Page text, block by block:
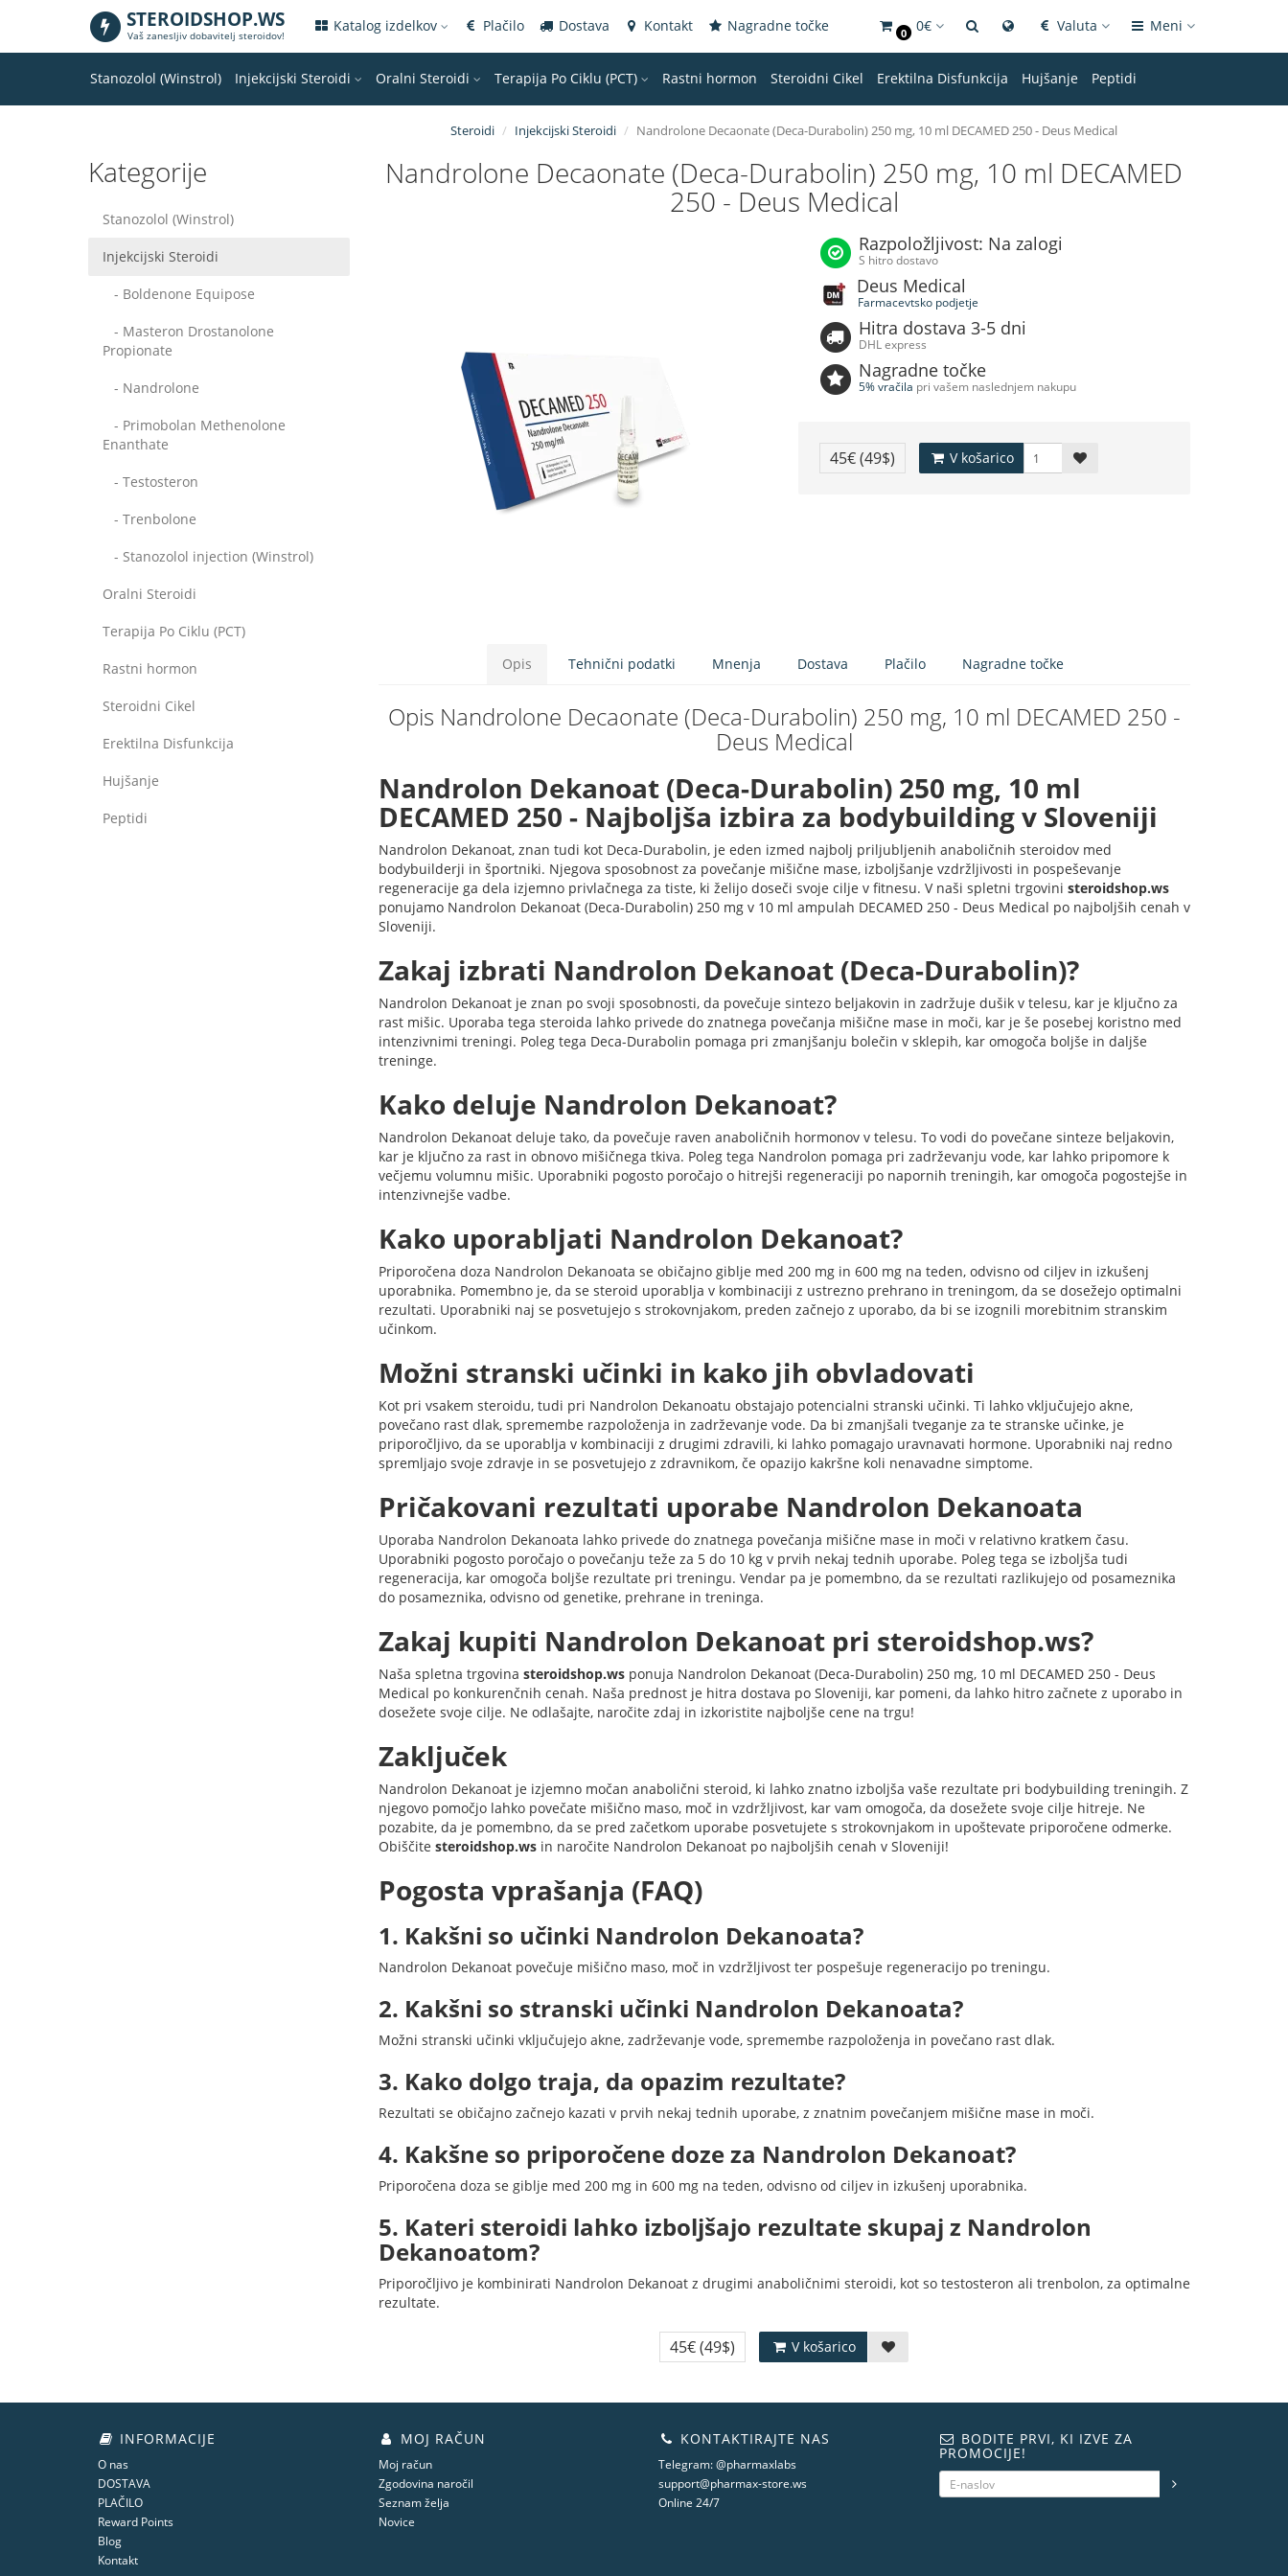
STEROIDSHOP.WS
Vaš zanesljiv dobavitelj steroidov!
Katalog izdelkov Plačilo Dostava Kontakt Nagradne točke 0 0€ Valuta Meni
Stanozolol (Winstrol) Injekcijski Steroidi Oralni Steroidi Terapija Po Ciklu (PCT) Rastni hormon Steroidni Cikel Erektilna Disfunkcija Hujšanje Peptidi
Kategorije
Stanozolol (Winstrol)
Injekcijski Steroidi
- Boldenone Equipose
- Masteron Drostanolone
Propionate
- Nandrolone
- Primobolan Methenolone
Enanthate
- Testosteron
- Trenbolone
- Stanozolol injection (Winstrol)
Oralni Steroidi
Terapija Po Ciklu (PCT)
Rastni hormon
Steroidni Cikel
Erektilna Disfunkcija
Hujšanje
Peptidi
Steroidi Injekcijski Steroidi Nandrolone Decaonate (Deca-Durabolin) 250 mg, 10 ml DECAMED 250 - Deus Medical
Nandrolone Decaonate (Deca-Durabolin) 250 mg, 10 ml DECAMED
250 - Deus Medical
Razpoložljivost: Na zalogi
S hitro dostavo
Deus Medical
Farmacevtsko podjetje
Hitra dostava 3-5 dni
DHL express
Nagradne točke
5% vračila pri vašem naslednjem nakupu
45€(49$) V košarico
Opis Tehnični podatki Mnenja Dostava Plačilo Nagradne točke
Opis Nandrolone Decaonate (Deca-Durabolin) 250 mg, 10 ml DECAMED 250 -
Deus Medical
Nandrolon Dekanoat (Deca-Durabolin) 250 mg, 10 ml
DECAMED 250 - Najboljša izbira za bodybuilding v Sloveniji
Nandrolon Dekanoat, znan tudi kot Deca-Durabolin, je eden izmed najbolj priljubljenih anaboličnih steroidov med
bodybuilderji in športniki. Njegova sposobnost za povečanje mišične mase, izboljšanje vzdržljivosti in pospeševanje
regeneracije ga dela izjemno privlačnega za tiste, ki želijo doseči svoje cilje v fitnesu. V naši spletni trgovini steroidshop.ws
ponujamo Nandrolon Dekanoat (Deca-Durabolin) 250 mg v 10 ml ampulah DECAMED 250 - Deus Medical po najboljših cenah v
Sloveniji.
Zakaj izbrati Nandrolon Dekanoat (Deca-Durabolin)?
Nandrolon Dekanoat je znan po svoji sposobnosti, da povečuje sintezo beljakovin in zadržuje dušik v telesu, kar je ključno za
rast mišic. Uporaba tega steroida lahko privede do znatnega povečanja mišične mase in moči, kar je še posebej koristno med
intenzivnimi treningi. Poleg tega Deca-Durabolin pomaga pri zmanjšanju bolečin v sklepih, kar omogoča boljše in daljše
treninge.
Kako deluje Nandrolon Dekanoat?
Nandrolon Dekanoat deluje tako, da povečuje raven anaboličnih hormonov v telesu. To vodi do povečane sinteze beljakovin,
kar je ključno za rast in obnovo mišičnega tkiva. Poleg tega Nandrolon pomaga pri zadrževanju vode, kar lahko pripomore k
večjemu volumnu mišic. Uporabniki pogosto poročajo o hitrejši regeneraciji po napornih treningih, kar omogoča pogostejše in
intenzivnejše vadbe.
Kako uporabljati Nandrolon Dekanoat?
Priporočena doza Nandrolon Dekanoata se običajno giblje med 200 mg in 600 mg na teden, odvisno od ciljev in izkušenj
uporabnika. Pomembno je, da se steroid uporablja v kombinaciji z ustrezno prehrano in treningom, da se dosežejo optimalni
rezultati. Uporabniki naj se posvetujejo s strokovnjakom, preden začnejo z uporabo, da bi se izognili morebitnim stranskim
učinkom.
Možni stranski učinki in kako jih obvladovati
Kot pri vsakem steroidu, tudi pri Nandrolon Dekanoatu obstajajo potencialni stranski učinki. Ti lahko vključujejo akne,
povečano rast dlak, spremembe razpoloženja in zadrževanje vode. Da bi zmanjšali tveganje za te stranske učinke, je
priporočljivo, da se uporablja v kombinaciji z drugimi zdravili, ki lahko pomagajo uravnavati hormone. Uporabniki naj redno
spremljajo svoje zdravje in se posvetujejo z zdravnikom, če opazijo kakršne koli nenavadne simptome.
Pričakovani rezultati uporabe Nandrolon Dekanoata
Uporaba Nandrolon Dekanoata lahko privede do znatnega povečanja mišične mase in moči v relativno kratkem času.
Uporabniki pogosto poročajo o povečanju teže za 5 do 10 kg v prvih nekaj tednih uporabe. Poleg tega se izboljša tudi
regeneracija, kar omogoča boljše rezultate pri treningu. Vendar pa je pomembno, da se rezultati razlikujejo od posameznika
do posameznika, odvisno od genetike, prehrane in treninga.
Zakaj kupiti Nandrolon Dekanoat pri steroidshop.ws?
Naša spletna trgovina steroidshop.wsponuja Nandrolon Dekanoat (Deca-Durabolin) 250 mg, 10 ml DECAMED 250 - Deus
Medical po konkurenčnih cenah. Naša prednost je hitra dostava po Sloveniji, kar pomeni, da lahko hitro začnete z uporabo in
dosežete svoje cilje. Ne odlašajte, naročite zdaj in izkoristite najboljše cene na trgu!
Zaključek
Nandrolon Dekanoat je izjemno močan anabolični steroid, ki lahko znatno izboljša vaše rezultate pri bodybuilding treningih. Z
njegovo pomočjo lahko povečate mišično maso, moč in vzdržljivost, kar vam omogoča, da dosežete svoje cilje hitreje. Ne
pozabite, da je pomembno, da se pred začetkom uporabe posvetujete s strokovnjakom in upoštevate priporočene odmerke.
Obiščite steroidshop.wsin naročite Nandrolon Dekanoat po najboljših cenah v Sloveniji!
Pogosta vprašanja (FAQ)
1. Kakšni so učinki Nandrolon Dekanoata?
Nandrolon Dekanoat povečuje mišično maso, moč in vzdržljivost ter pospešuje regeneracijo po treningu.
2. Kakšni so stranski učinki Nandrolon Dekanoata?
Možni stranski učinki vključujejo akne, zadrževanje vode, spremembe razpoloženja in povečano rast dlak.
3. Kako dolgo traja, da opazim rezultate?
Rezultati se običajno začnejo kazati v prvih nekaj tednih uporabe, z znatnim povečanjem mišične mase in moči.
4. Kakšne so priporočene doze za Nandrolon Dekanoat?
Priporočena doza se giblje med 200 mg in 600 mg na teden, odvisno od ciljev in izkušenj uporabnika.
5. Kateri steroidi lahko izboljšajo rezultate skupaj z Nandrolon
Dekanoatom?
Priporočljivo je kombinirati Nandrolon Dekanoat z drugimi anaboličnimi steroidi, kot so testosteron ali trenbolon, za optimalne
rezultate.
45€(49$) V košarico
INFORMACIJE
O nas
DOSTAVA
PLAČILO
Reward Points
Blog
Kontakt
MOJ RAČUN
Moj račun
Zgodovina naročil
Seznam želja
Novice
KONTAKTIRAJTE NAS
Telegram: @pharmaxlabs
support@pharmax-store.ws
Online 24/7
BODITE PRVI, KI IZVE ZA
PROMOCIJE!